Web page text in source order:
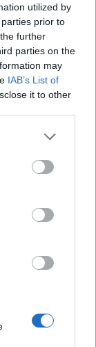
utilized by
prior to
further
parties on the
may
IAB’s List of
it to other
more Google
may click to
party tags to
below Google
φαινόμενα
από
ότι ο
σε
και
που